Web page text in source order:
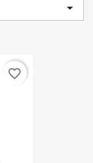

favorite_border